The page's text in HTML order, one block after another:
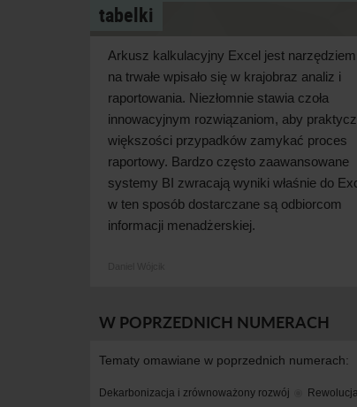
tabelki
Arkusz kalkulacyjny Excel jest
na trwałe wpisało się w krajobraz analiz i
raportowania. Niezłomnie stawia czoła
innowacyjnym rozwiązaniom, aby
większości przypadków zamykać proces
raportowy. Bardzo często zaawansowane
systemy BI zwracają wyniki właśnie do
w ten sposób dostarczane są odbiorcom
informacji menadżerskiej.
W POPRZEDNICH NUMERACH
Tematy omawiane w poprzednich numerach:
Dekarbonizacja i zrównoważony rozwój
Rewolucja